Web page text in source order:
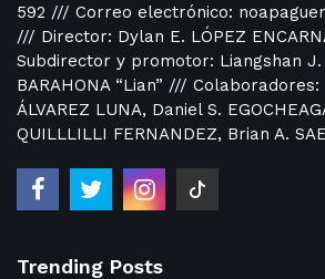
592 /// Correo electrónico:
/// Director: Dylan E. LÓPEZ
Subdirector y promotor: Liangshan J.
BARAHONA “Lian” /// Colaboradores:
ÁLVAREZ LUNA, Daniel S.
QUILLLILLI FERNANDEZ, Brian A.
Trending Posts